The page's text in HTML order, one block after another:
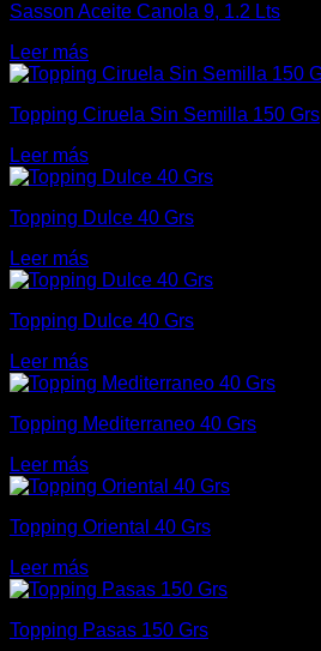
Sasson Aceite Canola 9, 1.2 Lts
Leer más
Topping Ciruela Sin Semilla 150 Grs
Leer más
Topping Dulce 40 Grs
Leer más
Topping Dulce 40 Grs
Leer más
Topping Mediterraneo 40 Grs
Leer más
Topping Oriental 40 Grs
Leer más
Topping Pasas 150 Grs